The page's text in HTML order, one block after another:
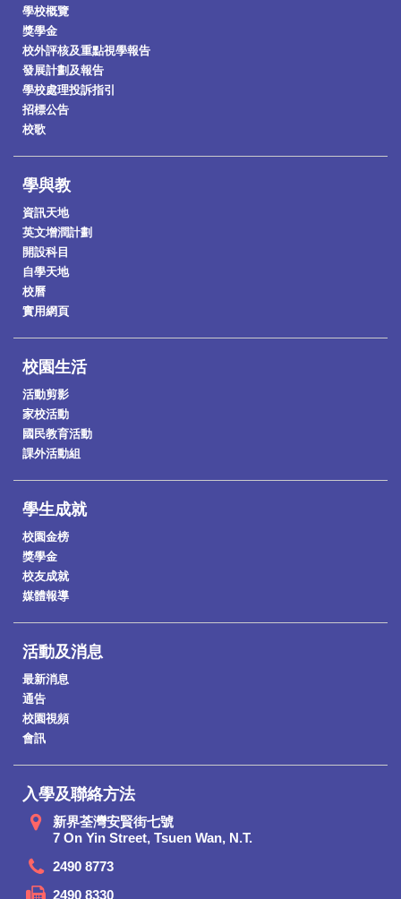
學校概覽
獎學金
校外評核及重點視學報告
發展計劃及報告
學校處理投訴指引
招標公告
校歌
學與教
資訊天地
英文增潤計劃
開設科目
自學天地
校曆
實用網頁
校園生活
活動剪影
家校活動
國民教育活動
課外活動組
學生成就
校園金榜
獎學金
校友成就
媒體報導
活動及消息
最新消息
通告
校園視頻
會訊
入學及聯絡方法
新界荃灣安賢街七號
7 On Yin Street, Tsuen Wan, N.T.
2490 8773
2490 8330